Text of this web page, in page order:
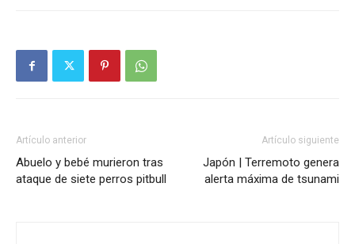
Artículo anterior
Abuelo y bebé murieron tras
ataque de siete perros pitbull
Artículo siguiente
Japón | Terremoto genera
alerta máxima de tsunami